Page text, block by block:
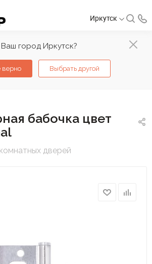
Ваш город Иркутск?
верно Выбрать другой
Иркутск
бабочка цвет
дверей